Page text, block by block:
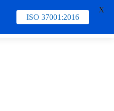
Training & Schedule
ISO 37001:2016
X